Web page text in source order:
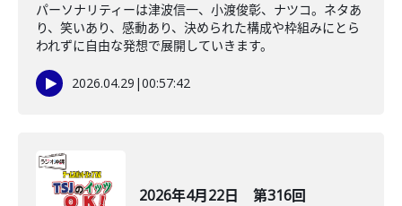
パーソナリティーは津波信一、小渡俊彰、ナツコ。ネタあ
り、笑いあり、感動あり、決められた構成や枠組みにとら
われずに自由な発想で展開していきます。
2026.04.29 |00:57:42
2026年4月22日 第316回